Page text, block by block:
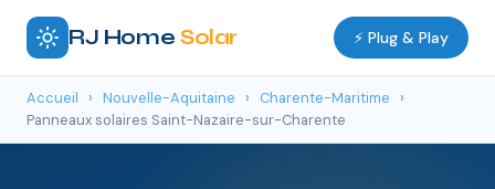
RJ Home Solar ⚡ Plug & Play
Accueil › Nouvelle-Aquitaine › Charente-Maritime
›
Panneaux solaires Saint-Nazaire-sur-Charente